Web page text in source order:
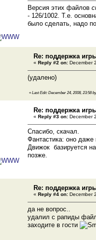
Версия этих файлов
- 126/1002. Т.е.
было сделать, надо
Re: поддержка
« Reply #2 on: December
(удалено)
« Last Edit: December 24, 2008, 23:58
Re: поддержка
« Reply #3 on: December
Спасибо, скачал.
Фантастика: оно даже
Движок базируется
позже.
Re: поддержка
« Reply #4 on: December
да не вопрос..
удалил с рапиды
заходите в гости